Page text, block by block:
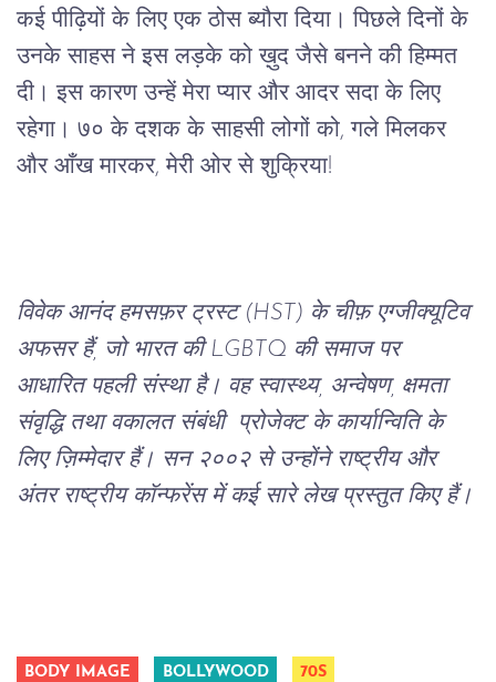
कई पीढ़ियों के लिए एक ठोस ब्यौरा दिया। पिछले दिनों के
उनके साहस ने इस लड़के को ख़ुद जैसे बनने की हिम्मत
दी। इस कारण उन्हें मेरा प्यार और आदर सदा के लिए
रहेगा। ७० के दशक के साहसी लोगों को, गले मिलकर
और आँख मारकर, मेरी ओर से शुक्रिया!
विवेक आनंद हमसफ़र ट्रस्ट (HST) के चीफ़ एग्जीक्यूटिव
अफसर हैं, जो भारत की LGBTQ की समाज पर
आधारित पहली संस्था है। वह स्वास्थ्य, अन्वेषण, क्षमता
संवृद्धि तथा वकालत संबंधी  प्रोजेक्ट के कार्यान्विति के
लिए ज़िम्मेदार हैं। सन २००२ से उन्होंने राष्ट्रीय और
अंतर राष्ट्रीय कॉन्फरेंस में कई सारे लेख प्रस्तुत किए हैं।
BODY IMAGE BOLLYWOOD 70S